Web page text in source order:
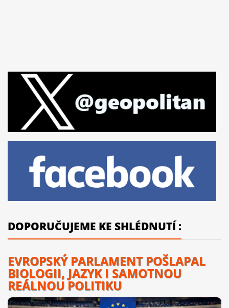
DOPORUČUJEME KE SHLÉDNUTÍ :
EVROPSKÝ PARLAMENT POŠLAPAL
BIOLOGII, JAZYK I SAMOTNOU
REÁLNOU POLITIKU